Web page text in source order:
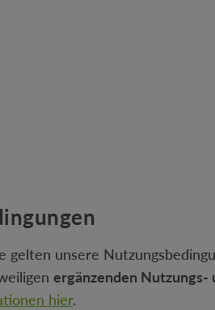
gelten unsere
ergänzenden Nutzungs-
hier.